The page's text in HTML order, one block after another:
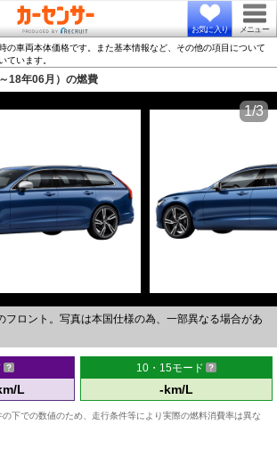
お気に入り メニュー
の車両本体価格です。また基本情報など、その他の項目について
ています。
18年06月）の燃費
フロント。写真は本国仕様の為、一部異なる場合があ
1/3
L
10・15モード
-km/L
下での数値のため、走行条件等により実際の燃料消費率は異な